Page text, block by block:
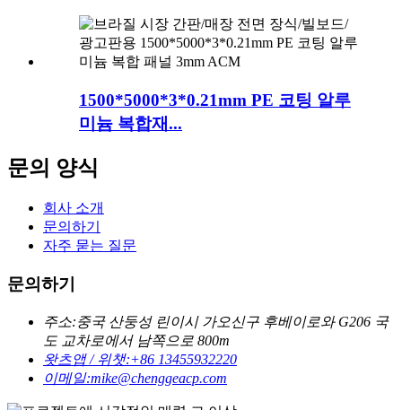
1500*5000*3*0.21mm PE 코팅 알루
미늄 복합재...
문의 양식
회사 소개
문의하기
자주 묻는 질문
문의하기
주소:중국 산둥성 린이시 가오신구 후베이로와 G206 국
도 교차로에서 남쪽으로 800m
왓츠앱 / 위챗:+86 13455932220
이메일:mike@chenggeacp.com